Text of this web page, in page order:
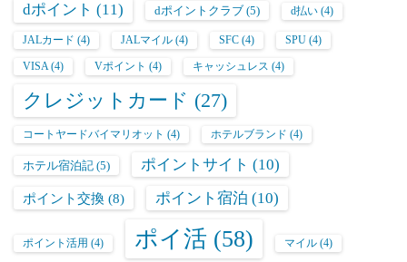
dポイント (11) dポイントクラブ (5) d払い (4)
JALカード (4) JALマイル (4) SFC (4) SPU (4)
VISA(4) Vポイント (4) キャッシュレス (4)
クレジットカード (27)
コートヤードバイマリオット (4) ホテルブランド (4)
ホテル宿泊記 (5) ポイントサイト (10)
ポイント交換 (8) ポイント宿泊 (10)
ポイント活用 (4) ポイ活 (58) マイル (4)